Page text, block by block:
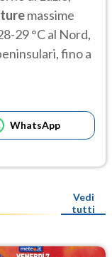
massime
29 °C al Nord,
fino a
WhatsApp
Vedi
tutti